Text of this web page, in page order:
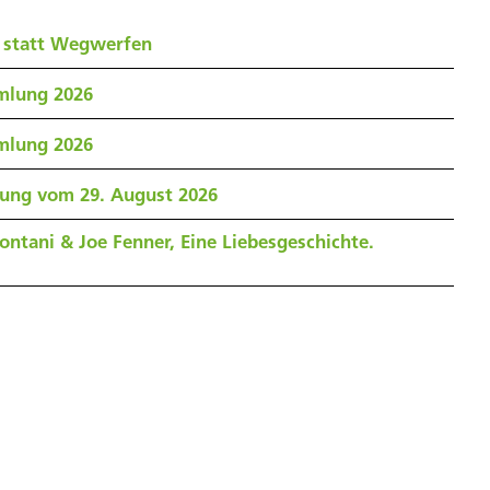
statt Wegwerfen
2026
2026
vom 29. August 2026
& Joe Fenner, Eine Liebesgeschichte.